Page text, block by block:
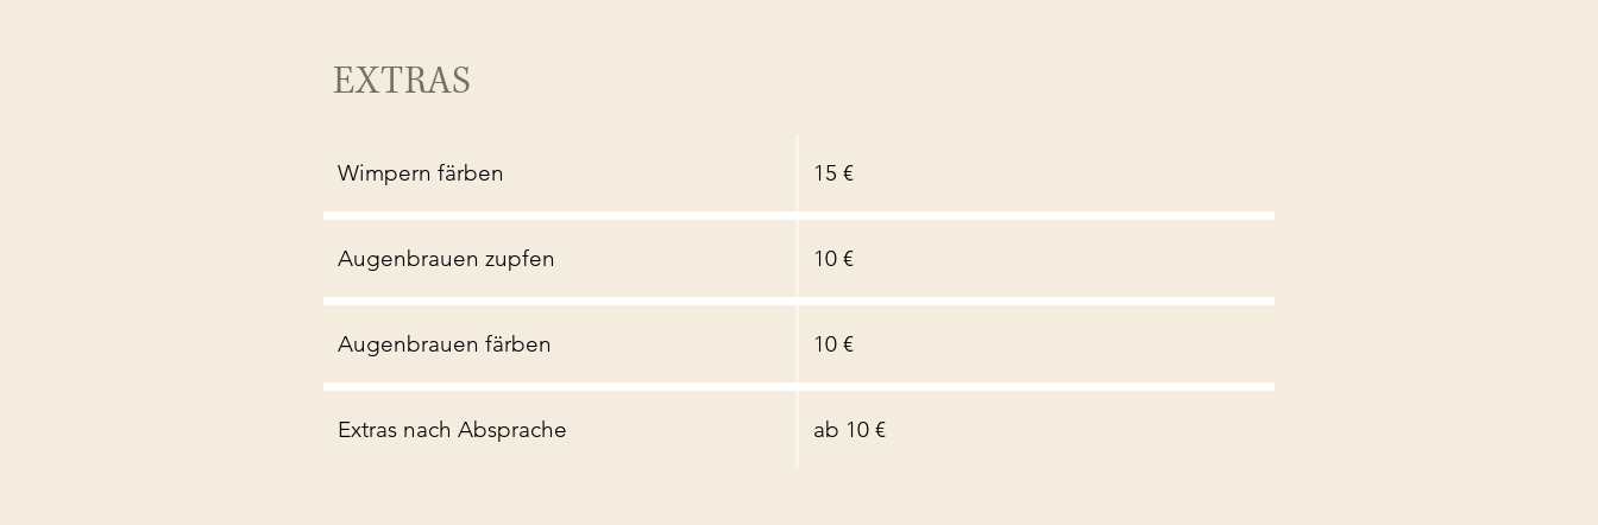
EXTRAS
Wimpern färben 15 €
Augenbrauen zupfen 10 €
Augenbrauen färben 10 €
Extras nach Absprache ab 10 €